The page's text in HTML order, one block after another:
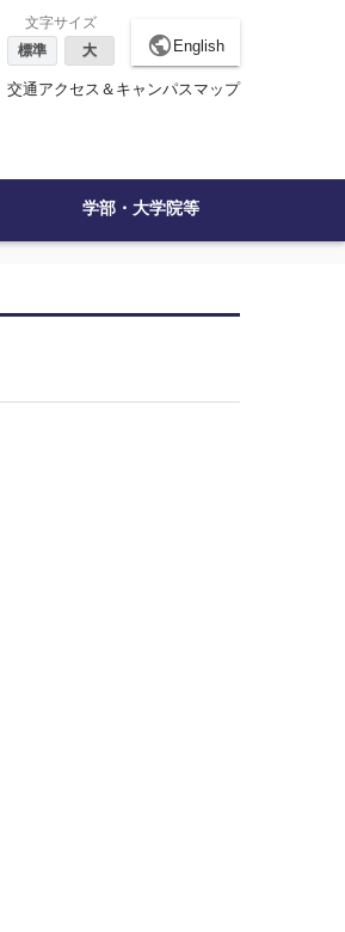
文字サイズ
標準
大 public English
交通アクセス＆キャンパスマップ
学部・大学院等